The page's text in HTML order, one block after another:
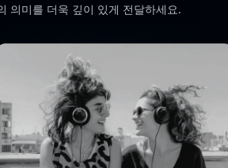
의미를 더욱 깊이 있게 전달하세요.